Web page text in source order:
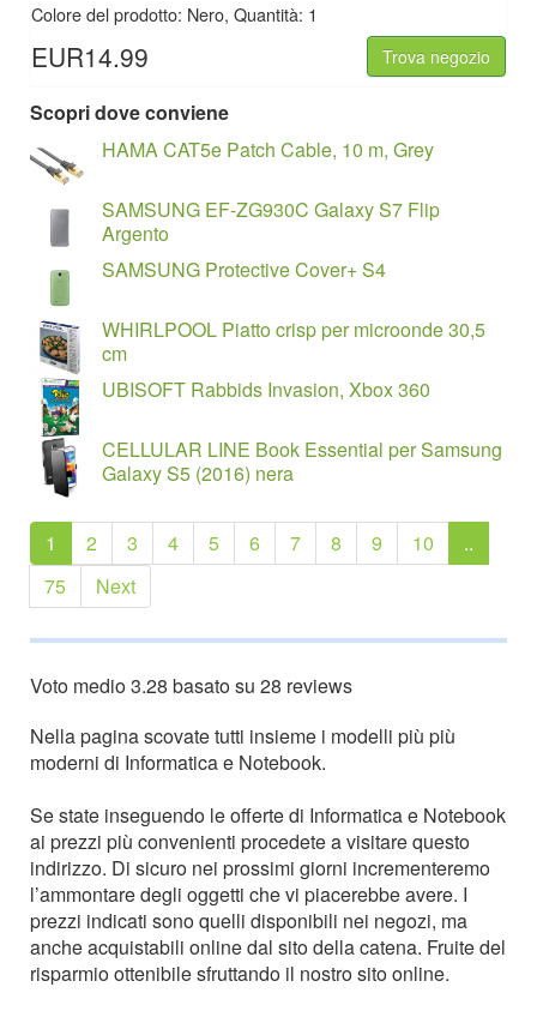
Colore del prodotto: Nero, Quantità: 1
EUR14.99 Trova negozio
Scopri dove conviene
HAMA CAT5e Patch Cable, 10 m, Grey
SAMSUNG EF-ZG930C Galaxy S7 Flip
Argento
SAMSUNG Protective Cover+ S4
WHIRLPOOL Piatto crisp per microonde 30,5
cm
UBISOFT Rabbids Invasion, Xbox 360
CELLULAR LINE Book Essential per Samsung
Galaxy S5 (2016) nera
1 2 3 4 5 6 7 8 9 10
..
75
Next
Voto medio3.28 basato su 28 reviews
Nella pagina scovate tutti insieme i modelli più più
moderni di Informatica e Notebook.
Se state inseguendo le offerte di Informatica e Notebook
ai prezzi più convenienti procedete a visitare questo
indirizzo. Di sicuro nei prossimi giorni incrementeremo
l’ammontare degli oggetti che vi piacerebbe avere. I
prezzi indicati sono quelli disponibili nei negozi, ma
anche acquistabili online dal sito della catena. Fruite del
risparmio ottenibile sfruttando il nostro sito online.